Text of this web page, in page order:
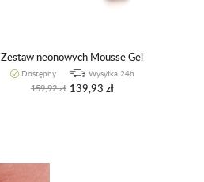
Zestaw neonowych Mousse Gel
Dostępny Wysyłka 24h
159,92 zł 139,93 zł